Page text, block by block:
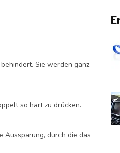
Sie werden ganz
so hart zu drücken.
Aussparung, durch die das